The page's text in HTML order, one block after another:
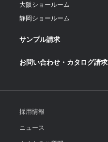
大阪ショールーム
静岡ショールーム
サンプル請求
お問い合わせ・カタログ請求
採用情報
ニュース